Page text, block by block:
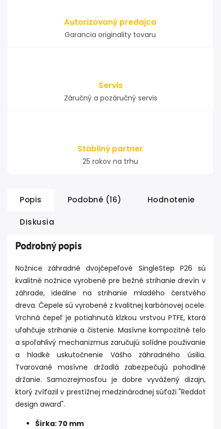
Autorizovaný predajca
Garancia originality tovaru
Servis
Záručný a pozáručný servis
Stabilný partner
25 rokov na trhu
Popis Podobné (16) Hodnotenie
Diskusia
Podrobný popis
Nožnice záhradné dvojčepeľové SingleStep P26 sú
kvalitné nožnice vyrobené pre bežné strihanie drevín v
záhrade, ideálne na strihanie mladého čerstvého
dreva. Čepele sú vyrobené z kvalitnej karbónovej ocele.
Vrchná čepeľ je potiahnutá klzkou vrstvou PTFE, ktorá
uľahčuje strihanie a čistenie. Masívne kompozitné telo
a spoľahlivý mechanizmus zaručujú solídne použivanie
a hladké uskutočnenie Vášho záhradného úsilia.
Tvarované masívne držadlá zabezpečujú pohodlné
držanie. Samozrejmosťou je dobre vyvážený dizajn,
ktorý zvíťazil v prestížnej medzinárodnej súťaži "Reddot
design award".
Šírka: 70 mm